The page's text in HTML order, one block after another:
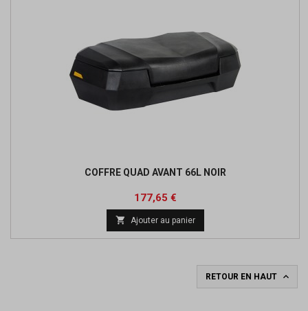
COFFRE QUAD AVANT 66L NOIR
Prix
177,65 €Prix
de
base
 Ajouter au panier
RETOUR EN HAUT 